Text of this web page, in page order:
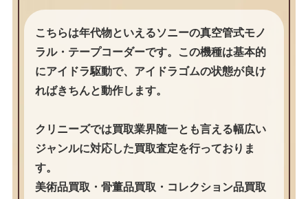
こちらは年代物といえるソニーの真空管式モノ
ラル・テープコーダーです。この機種は基本的
にアイドラ駆動で、アイドラゴムの状態が良け
ればきちんと動作します。
クリニーズでは買取業界随一とも言える幅広い
ジャンルに対応した買取査定を行っておりま
す。
美術品買取・骨董品買取・コレクション品買取